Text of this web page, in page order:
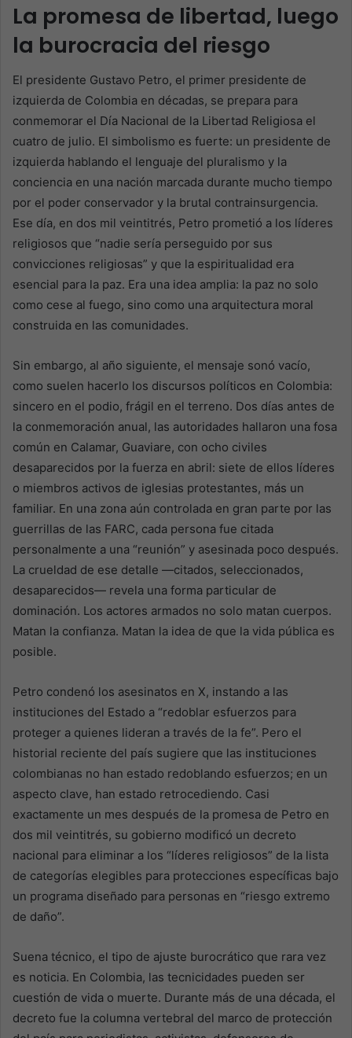
La promesa de libertad, luego
la burocracia del riesgo
El presidente Gustavo Petro, el primer presidente de
izquierda de Colombia en décadas, se prepara para
conmemorar el Día Nacional de la Libertad Religiosa el
cuatro de julio. El simbolismo es fuerte: un presidente de
izquierda hablando el lenguaje del pluralismo y la
conciencia en una nación marcada durante mucho tiempo
por el poder conservador y la brutal contrainsurgencia.
Ese día, en dos mil veintitrés, Petro prometió a los líderes
religiosos que “nadie sería perseguido por sus
convicciones religiosas” y que la espiritualidad era
esencial para la paz. Era una idea amplia: la paz no solo
como cese al fuego, sino como una arquitectura moral
construida en las comunidades.
Sin embargo, al año siguiente, el mensaje sonó vacío,
como suelen hacerlo los discursos políticos en Colombia:
sincero en el podio, frágil en el terreno. Dos días antes de
la conmemoración anual, las autoridades hallaron una fosa
común en Calamar, Guaviare, con ocho civiles
desaparecidos por la fuerza en abril: siete de ellos líderes
o miembros activos de iglesias protestantes, más un
familiar. En una zona aún controlada en gran parte por las
guerrillas de las FARC, cada persona fue citada
personalmente a una “reunión” y asesinada poco después.
La crueldad de ese detalle —citados, seleccionados,
desaparecidos— revela una forma particular de
dominación. Los actores armados no solo matan cuerpos.
Matan la confianza. Matan la idea de que la vida pública es
posible.
Petro condenó los asesinatos en X, instando a las
instituciones del Estado a “redoblar esfuerzos para
proteger a quienes lideran a través de la fe”. Pero el
historial reciente del país sugiere que las instituciones
colombianas no han estado redoblando esfuerzos; en un
aspecto clave, han estado retrocediendo. Casi
exactamente un mes después de la promesa de Petro en
dos mil veintitrés, su gobierno modificó un decreto
nacional para eliminar a los “líderes religiosos” de la lista
de categorías elegibles para protecciones específicas bajo
un programa diseñado para personas en “riesgo extremo
de daño”.
Suena técnico, el tipo de ajuste burocrático que rara vez
es noticia. En Colombia, las tecnicidades pueden ser
cuestión de vida o muerte. Durante más de una década, el
decreto fue la columna vertebral del marco de protección